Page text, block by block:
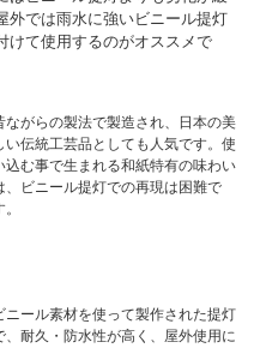
外では雨水に強いビニール提灯
けて使用するのがオススメで
ながらの製法で製造され、日本の美
い伝統工芸品としても人気です。使
込む事で生まれる和紙特有の味わい
、ビニール提灯での再現は困難で
ニール素材を使って製作された提灯
、耐久・防水性が高く、屋外使用に